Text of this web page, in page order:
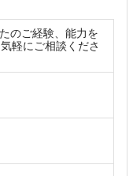
のご経験、能力を
軽にご相談くださ